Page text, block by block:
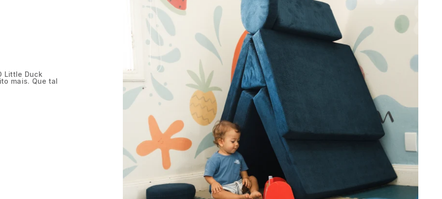
Little Duck
mais. Que tal